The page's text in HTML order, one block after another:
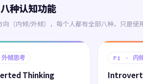
八种认知功能
（内倾/外倾），每个人都有全部八种，只是使
倾思考
Thinking
Fi · 内